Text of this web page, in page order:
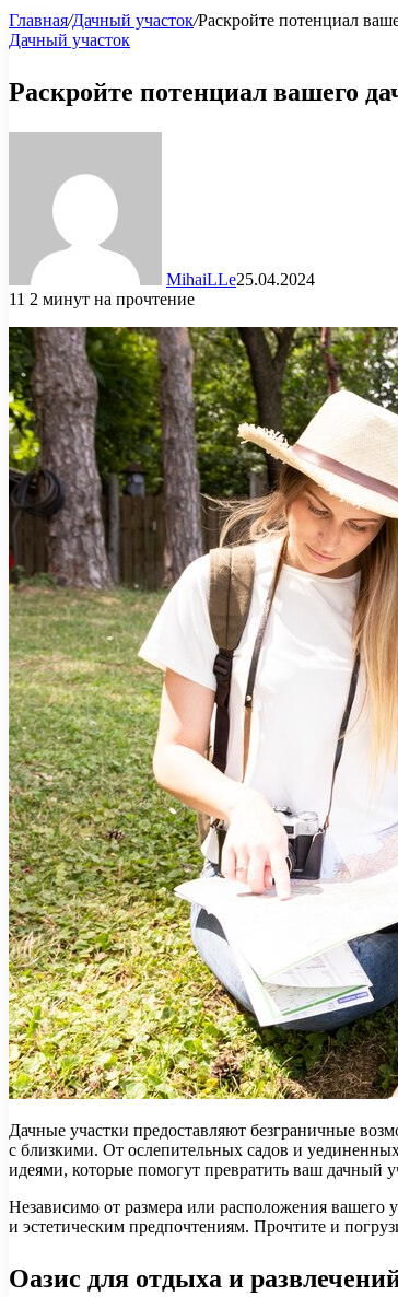
Главная/Дачный участок/Раскройте потенциал
Дачный участок
Раскройте потенциал вашего
MihaiLLe25.04.2024
11 2 минут на прочтение
Дачные участки предоставляют безграничные
с близкими. От ослепительных садов и
идеями, которые помогут превратить ваш дачный
Независимо от размера или расположения вашего
и эстетическим предпочтениям. Прочтите и
Оазис для отдыха и